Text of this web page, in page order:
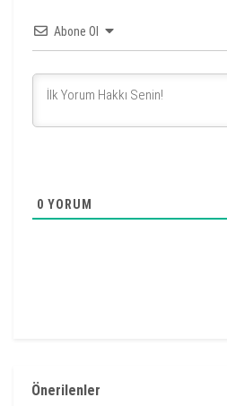
Abone Ol
0 YORUM
Önerilenler